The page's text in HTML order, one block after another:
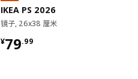
IKEA PS 2026
镜子, 26x38 厘米
¥79.99
¥ 79.99